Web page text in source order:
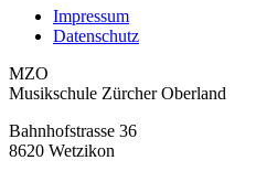
Impressum
Datenschutz
MZO
Musikschule Zürcher Oberland
Bahnhofstrasse 36
8620 Wetzikon